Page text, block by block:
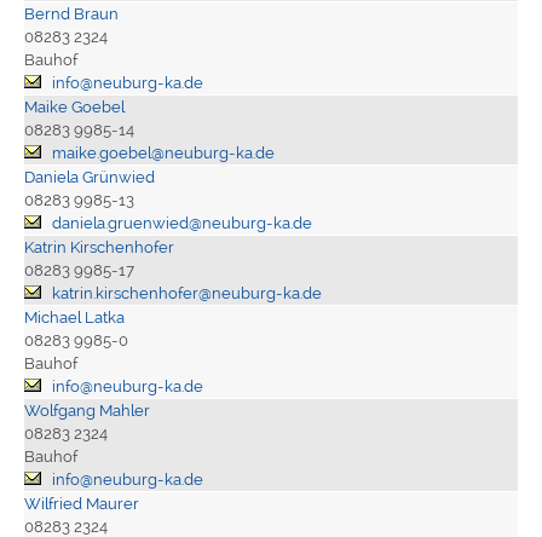
Bernd Braun
08283 2324
Bauhof
info@neuburg-ka.de
Maike Goebel
08283 9985-14
maike.goebel@neuburg-ka.de
Daniela Grünwied
08283 9985-13
daniela.gruenwied@neuburg-ka.de
Katrin Kirschenhofer
08283 9985-17
katrin.kirschenhofer@neuburg-ka.de
Michael Latka
08283 9985-0
Bauhof
info@neuburg-ka.de
Wolfgang Mahler
08283 2324
Bauhof
info@neuburg-ka.de
Wilfried Maurer
08283 2324